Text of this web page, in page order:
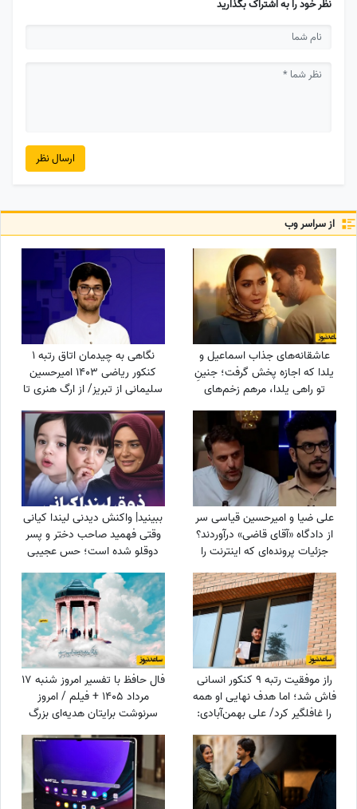
نظر خود را به اشتراک بگذارید
ارسال نظر
از سراسر وب
عاشقانه‌های جذاب اسماعیل و
یلدا که اجازه پخش گرفت؛ جنینِ
تو راهی یلدا، مرهم زخم‌های
سینا مهراد شد!
نگاهی به چیدمان اتاق رتبه 1
کنکور ریاضی 1403 امیرحسین
سلیمانی از تبریز/ از ارگ هنری تا
نشد یک ریاضیدان، ماشین
حساب ساده
علی ضیا و امیرحسین قیاسی سر
از دادگاه «آقای قاضی» درآوردند؟
جزئیات پرونده‌ای که اینترنت را
ترکاند!
ببینید| واکنش دیدنی لیندا کیانی
وقتی فهمید صاحب دختر و پسر
دوقلو شده است؛ حس عجیبی
داشتم چون فهمیدم پسرم یه...
راز موفقیت رتبه 9 کنکور انسانی
فاش شد؛ اما هدف نهایی او همه
را غافلگیر کرد/ علی بهمن‌آبادی:
می‌خواهم جانم را ...
فال حافظ با تفسیر امروز شنبه 17
مرداد 1405 + فیلم / امروز
سرنوشت برایتان هدیه‌ای بزرگ
کنار گذاشته؛ شادی و موفقیت
خیلی زود درِ خانه‌تان را می‌زنند!